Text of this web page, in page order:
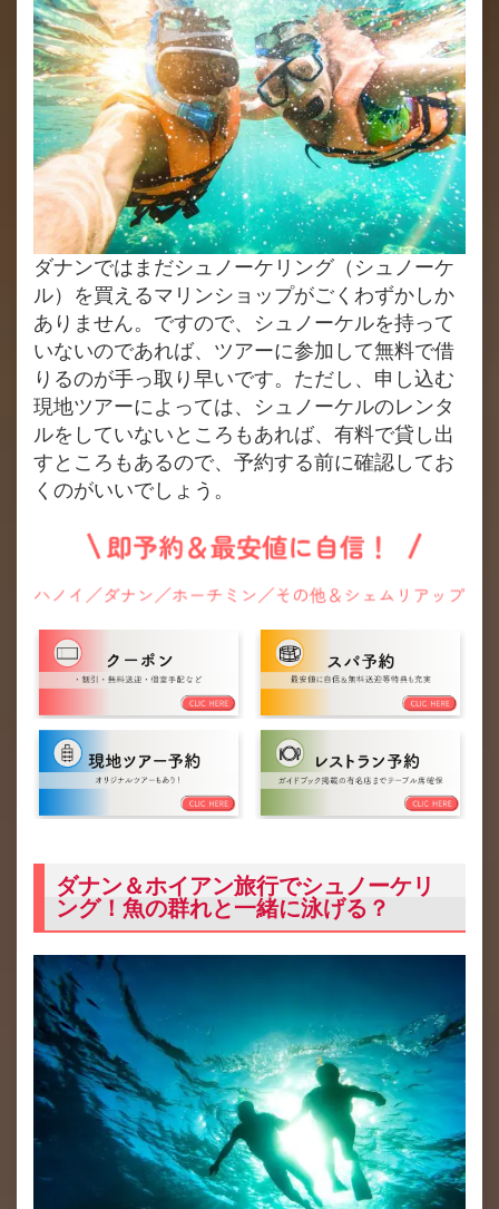
ダナンではまだシュノーケリング（シュノーケ
ル）を買えるマリンショップがごくわずかしか
ありません。ですので、シュノーケルを持って
いないのであれば、ツアーに参加して無料で借
りるのが手っ取り早いです。ただし、申し込む
現地ツアーによっては、シュノーケルのレンタ
ルをしていないところもあれば、有料で貸し出
すところもあるので、予約する前に確認してお
くのがいいでしょう。
ダナン＆ホイアン旅行でシュノーケリ
ング！魚の群れと一緒に泳げる？